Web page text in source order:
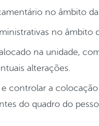
no âmbito
no âmbito
na unidade,
alterações.
controlar a
do quadro do